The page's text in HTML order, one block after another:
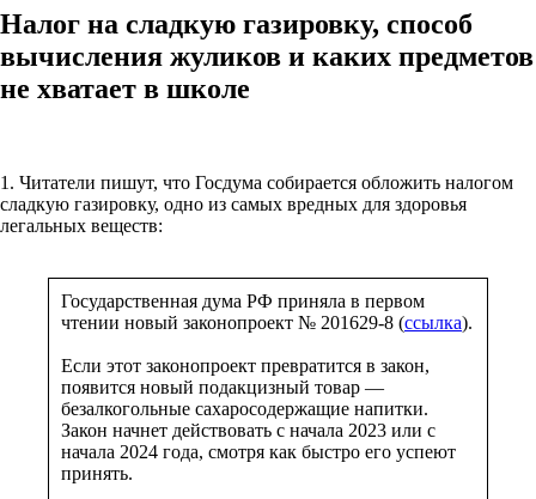
Налог на сладкую газировку, способ
вычисления жуликов и каких предметов
не хватает в школе
1. Читатели пишут, что Госдума собирается обложить налогом
сладкую газировку, одно из самых вредных для здоровья
легальных веществ:
Государственная дума РФ приняла в первом
чтении новый законопроект № 201629-8 (ссылка).
Если этот законопроект превратится в закон,
появится новый подакцизный товар —
безалкогольные сахаросодержащие напитки.
Закон начнет действовать с начала 2023 или с
начала 2024 года, смотря как быстро его успеют
принять.